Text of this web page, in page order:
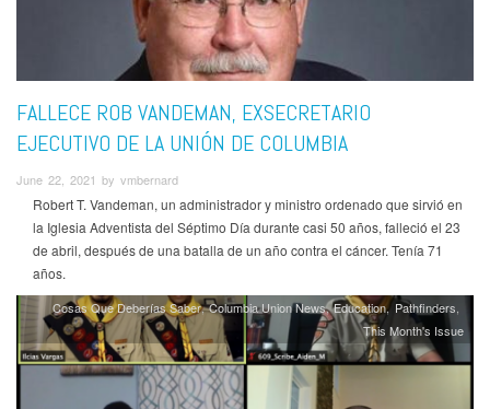
FALLECE ROB VANDEMAN, EXSECRETARIO
EJECUTIVO DE LA UNIÓN DE COLUMBIA
June 22, 2021 by vmbernard
Robert T. Vandeman, un administrador y ministro ordenado que sirvió en
la Iglesia Adventista del Séptimo Día durante casi 50 años, falleció el 23
de abril, después de una batalla de un año contra el cáncer. Tenía 71
años.
Cosas Que Deberías Saber Columbia Union News Education Pathfinders
This Month's Issue